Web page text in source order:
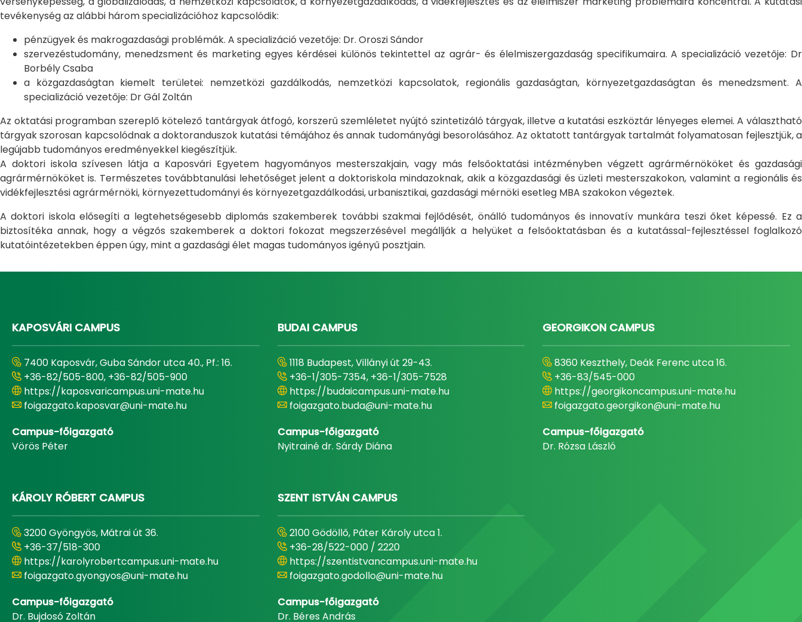
tevékenység az alábbi három specializációhoz kapcsolódik:
pénzügyek és makrogazdasági problémák. A specializáció vezetője: Dr. Oroszi Sándor
szervezéstudomány, menedzsment és marketing egyes kérdései különös tekintettel az agrár- és élelmiszergazdaság specifikumaira. A specializáció vezetője: Dr
Borbély Csaba
a közgazdaságtan kiemelt területei: nemzetközi gazdálkodás, nemzetközi kapcsolatok, regionális gazdaságtan, környezetgazdaságtan és menedzsment. A
specializáció vezetője: Dr Gál Zoltán
Az oktatási programban szereplő kötelező tantárgyak átfogó, korszerű szemléletet nyújtó szintetizáló tárgyak, illetve a kutatási eszköztár lényeges elemei. A választható
tárgyak szorosan kapcsolódnak a doktoranduszok kutatási témájához és annak tudományági besorolásához. Az oktatott tantárgyak tartalmát folyamatosan fejlesztjük, a
legújabb tudományos eredményekkel kiegészítjük.
A doktori iskola szívesen látja a Kaposvári Egyetem hagyományos mesterszakjain, vagy más felsőoktatási intézményben végzett agrármérnököket és gazdasági
agrármérnököket is. Természetes továbbtanulási lehetőséget jelent a doktoriskola mindazoknak, akik a közgazdasági és üzleti mesterszakokon, valamint a regionális és
vidékfejlesztési agrármérnöki, környezettudományi és környezetgazdálkodási, urbanisztikai, gazdasági mérnöki esetleg MBA szakokon végeztek.
A doktori iskola elősegíti a legtehetségesebb diplomás szakemberek további szakmai fejlődését, önálló tudományos és innovatív munkára teszi őket képessé. Ez a
biztosítéka annak, hogy a végzős szakemberek a doktori fokozat megszerzésével megállják a helyüket a felsőoktatásban és a kutatással-fejlesztéssel foglalkozó
kutatóintézetekben éppen úgy, mint a gazdasági élet magas tudományos igényű posztjain.
KAPOSVÁRI CAMPUS
7400 Kaposvár, Guba Sándor utca 40., Pf.: 16.
+36-82/505-800, +36-82/505-900
https://kaposvaricampus.uni-mate.hu
foigazgato.kaposvar@uni-mate.hu
Campus-főigazgató
Vörös Péter
BUDAI CAMPUS
1118 Budapest, Villányi út 29-43.
+36-1/305-7354, +36-1/305-7528
https://budaicampus.uni-mate.hu
foigazgato.buda@uni-mate.hu
Campus-főigazgató
Nyitrainé dr. Sárdy Diána
GEORGIKON CAMPUS
8360 Keszthely, Deák Ferenc utca 16.
+36-83/545-000
https://georgikoncampus.uni-mate.hu
foigazgato.georgikon@uni-mate.hu
Campus-főigazgató
Dr. Rózsa László
KÁROLY RÓBERT CAMPUS
3200 Gyöngyös, Mátrai út 36.
+36-37/518-300
https://karolyrobertcampus.uni-mate.hu
foigazgato.gyongyos@uni-mate.hu
Campus-főigazgató
Dr. Bujdosó Zoltán
SZENT ISTVÁN CAMPUS
2100 Gödöllő, Páter Károly utca 1.
+36-28/522-000 / 2220
https://szentistvancampus.uni-mate.hu
foigazgato.godollo@uni-mate.hu
Campus-főigazgató
Dr. Béres András